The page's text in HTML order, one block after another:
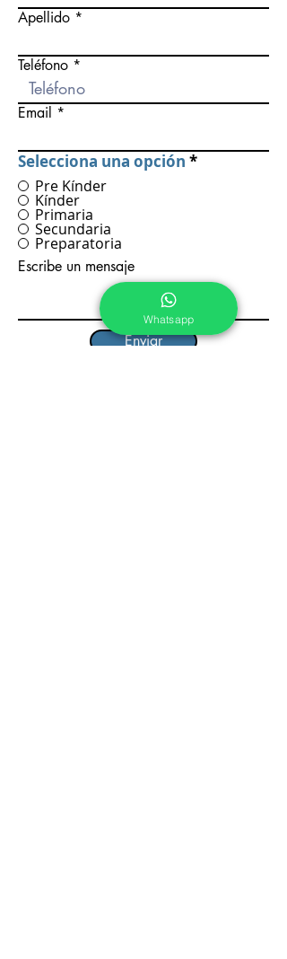
Apellido
Teléfono
Email
Selecciona una opción *
Pre Kínder
Kínder
Primaria
Secundaria
Preparatoria
Escribe un mensaje
Enviar
Whatsapp